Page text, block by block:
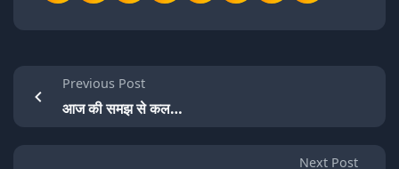
Previous Post
आज की समझ से कल…
Next Post